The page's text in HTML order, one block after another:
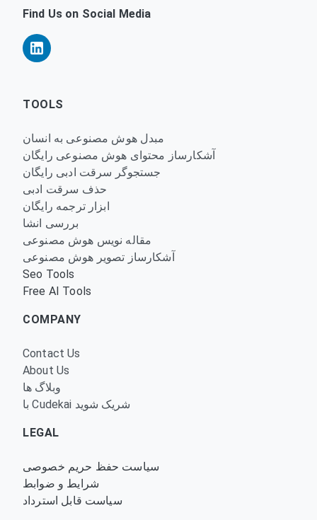
Find Us on Social Media
TOOLS
مبدل هوش مصنوعی به انسان
آشکارساز محتوای هوش مصنوعی رایگان
جستجوگر سرقت ادبی رایگان
حذف سرقت ادبی
ابزار ترجمه رایگان
بررسی انشا
مقاله نویس هوش مصنوعی
آشکارساز تصویر هوش مصنوعی
Seo Tools
Free AI Tools
COMPANY
Contact Us
About Us
وبلاگ ها
با Cudekai شریک شوید
LEGAL
سیاست حفظ حریم خصوصی
شرایط و ضوابط
سیاست قابل استرداد